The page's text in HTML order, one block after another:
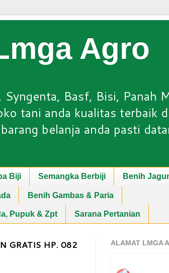
Agro
Basf, Bisi, Panah
tani anda kualitas terbaik
belanja anda pasti
Biji Semangka Berbiji Benih
Benih Gambas & Paria
Pupuk & Zpt Sarana Pertanian
GRATIS HP. 082
ALAMAT LMGA